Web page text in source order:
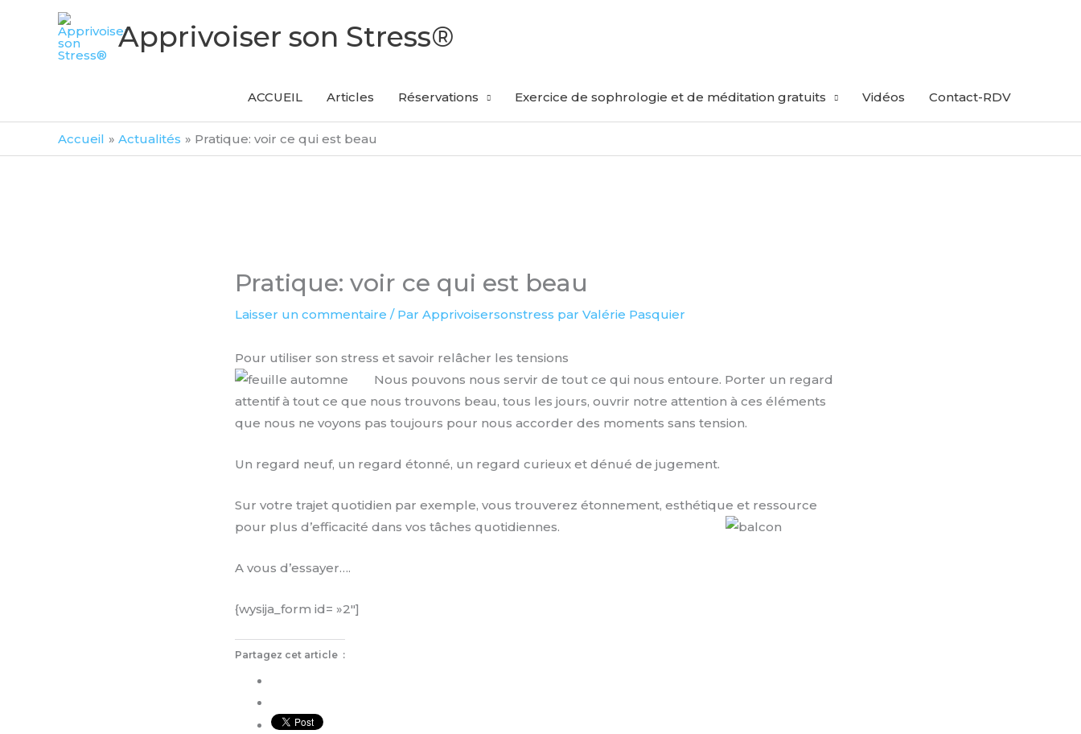
Apprivoiser son Stress®
ACCUEIL Articles Réservations Exercice de sophrologie et de méditation gratuits Vidéos Contact-RDV
Accueil Actualités Pratique: voir ce qui est beau
Pratique: voir ce qui est beau
Laisser un commentaire / ParApprivoisersonstress par Valérie Pasquier
Pour utiliser son stress et savoir relâcher les tensions
Nous pouvons nous servir de tout ce qui nous entoure. Porter un regard
attentif à tout ce que nous trouvons beau, tous les jours, ouvrir notre attention à ces éléments
que nous ne voyons pas toujours pour nous accorder des moments sans tension.
Un regard neuf, un regard étonné, un regard curieux et dénué de jugement.
Sur votre trajet quotidien par exemple, vous trouverez étonnement, esthétique et ressource
pour plus d’efficacité dans vos tâches quotidiennes.
A vous d’essayer….
{wysija_form id= »2″]
Partagez cet article :